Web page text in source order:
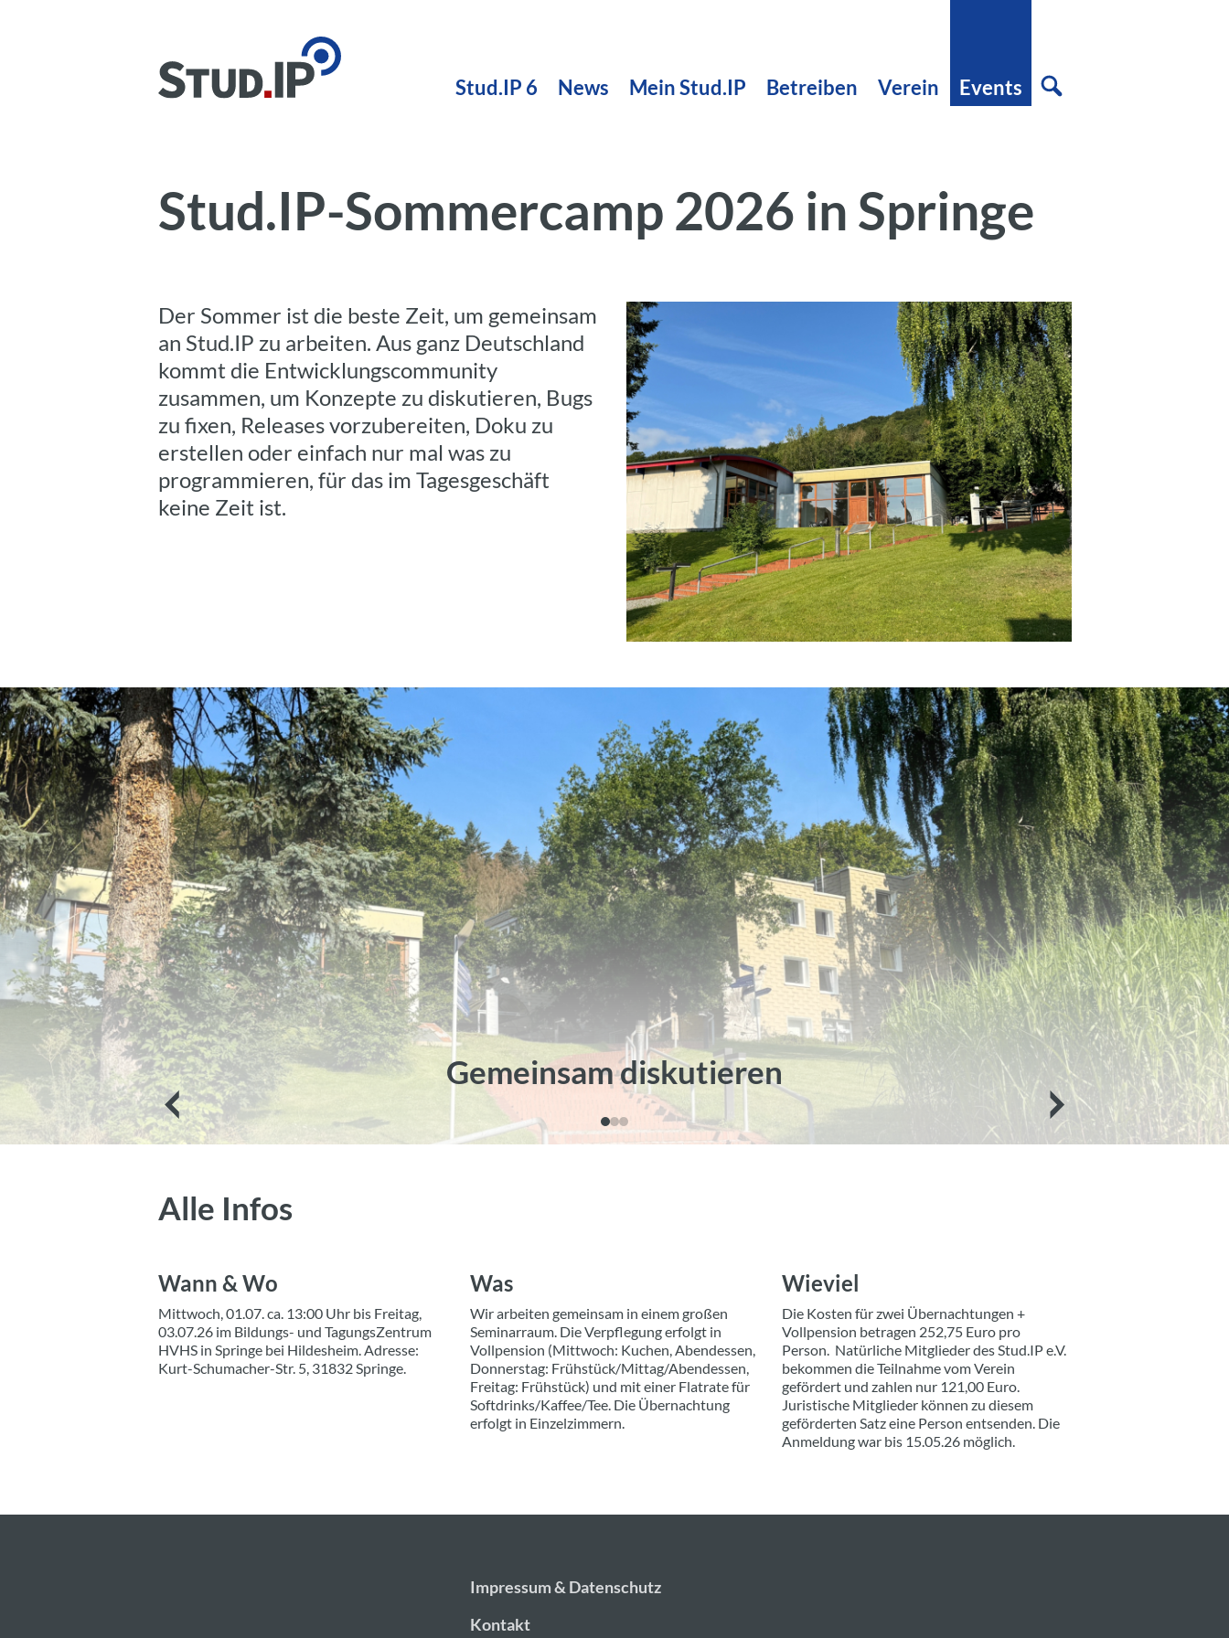
Stud.IP 6 News Mein Stud.IP Betreiben Verein Events
Stud.IP-Sommercamp 2026 in Springe
Der Sommer ist die beste Zeit, um gemeinsam
an Stud.IP zu arbeiten. Aus ganz Deutschland
kommt die Entwicklungscommunity
zusammen, um Konzepte zu diskutieren, Bugs
zu fixen, Releases vorzubereiten, Doku zu
erstellen oder einfach nur mal was zu
programmieren, für das im Tagesgeschäft
keine Zeit ist.
Gemeinsam diskutieren
Alle Infos
Wann & Wo
Mittwoch, 01.07. ca. 13:00 Uhr bis Freitag,
03.07.26 im Bildungs- und TagungsZentrum
HVHS in Springe bei Hildesheim. Adresse:
Kurt-Schumacher-Str. 5, 31832 Springe.
Was
Wir arbeiten gemeinsam in einem großen
Seminarraum. Die Verpflegung erfolgt in
Vollpension (Mittwoch: Kuchen, Abendessen,
Donnerstag: Frühstück/Mittag/Abendessen,
Freitag: Frühstück) und mit einer Flatrate für
Softdrinks/Kaffee/Tee. Die Übernachtung
erfolgt in Einzelzimmern.
Wieviel
Die Kosten für zwei Übernachtungen +
Vollpension betragen 252,75 Euro pro
Person. Natürliche Mitglieder des Stud.IP e.V.
bekommen die Teilnahme vom Verein
gefördert und zahlen nur 121,00 Euro.
Juristische Mitglieder können zu diesem
geförderten Satz eine Person entsenden. Die
Anmeldung war bis 15.05.26 möglich.
Impressum & Datenschutz
Kontakt